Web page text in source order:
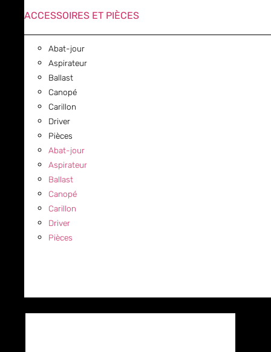
ACCESSOIRES ET PIÈCES
Abat-jour
Aspirateur
Ballast
Canopé
Carillon
Driver
Pièces
Abat-jour
Aspirateur
Ballast
Canopé
Carillon
Driver
Pièces